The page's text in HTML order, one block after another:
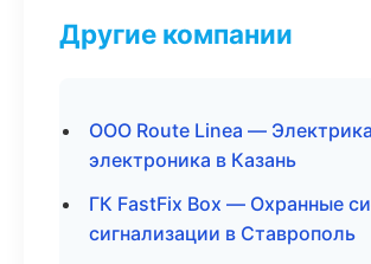
Другие компании
ООО Route Linea —
электроника в Казань
ГК FastFix Box — Охранные
сигнализации в Ставрополь